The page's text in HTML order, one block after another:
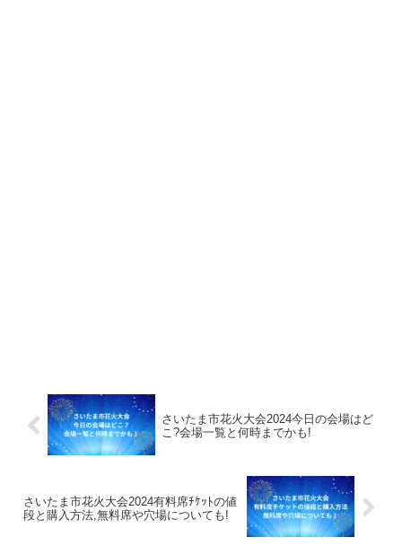
さいたま市花火大会2024今日の会場はど
こ?会場一覧と何時までかも!
さいたま市花火大会2024有料席ﾁｹｯﾄの値
段と購入方法,無料席や穴場についても!